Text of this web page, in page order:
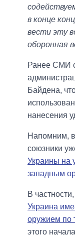
в конце
вести эту
оборонная
Ранее СМИ
Байдена,
нанесения
Напомним,
союзники
Украины на
западным
В
Украина
оружием по
этого начала